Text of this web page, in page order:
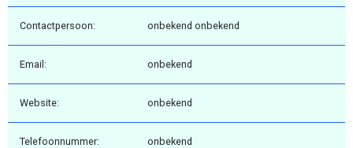
Contactpersoon: onbekend onbekend
Email: onbekend
Website: onbekend
Telefoonnummer: onbekend